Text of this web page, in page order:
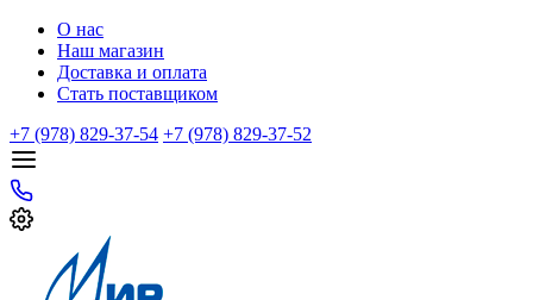
О нас
Наш магазин
Доставка и оплата
Стать поставщиком
+7 (978) 829-37-54 +7 (978) 829-37-52